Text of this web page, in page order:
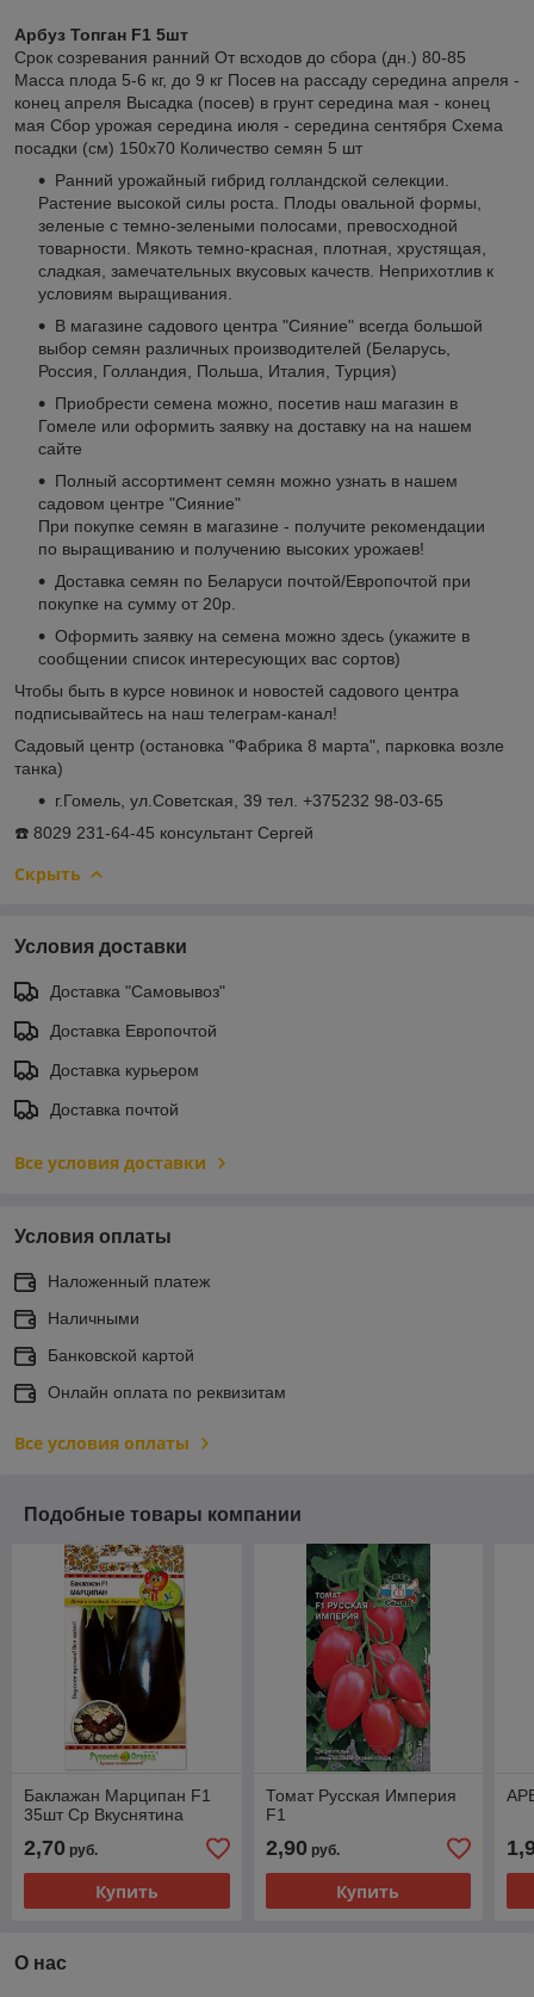
Арбуз Топган F1 5шт
Срок созревания ранний От всходов до сбора (дн.) 80-85
Масса плода 5-6 кг, до 9 кг Посев на рассаду середина апреля -
конец апреля Высадка (посев) в грунт середина мая - конец
мая Сбор урожая середина июля - середина сентября Схема
посадки (см) 150х70 Количество семян 5 шт
Ранний урожайный гибрид голландской селекции.
Растение высокой силы роста. Плоды овальной формы,
зеленые с темно-зелеными полосами, превосходной
товарности. Мякоть темно-красная, плотная, хрустящая,
сладкая, замечательных вкусовых качеств. Неприхотлив к
условиям выращивания.
В магазине садового центра "Сияние" всегда большой
выбор семян различных производителей (Беларусь,
Россия, Голландия, Польша, Италия, Турция)
Приобрести семена можно, посетив наш магазин в
Гомеле или оформить заявку на доставку на на нашем
сайте
Полный ассортимент семян можно узнать в нашем
садовом центре "Сияние"
При покупке семян в магазине - получите рекомендации
по выращиванию и получению высоких урожаев!
Доставка семян по Беларуси почтой/Европочтой при
покупке на сумму от 20р.
Оформить заявку на семена можно здесь (укажите в
сообщении список интересующих вас сортов)
Чтобы быть в курсе новинок и новостей садового центра
подписывайтесь на наш телеграм-канал!
Садовый центр (остановка "Фабрика 8 марта", парковка возле
танка)
г.Гомель, ул.Советская, 39 тел. +375232 98-03-65
☎️ 8029 231-64-45 консультант Сергей
Скрыть
Условия доставки
Доставка "Самовывоз"
Доставка Европочтой
Доставка курьером
Доставка почтой
Все условия доставки
Условия оплаты
Наложенный платеж
Наличными
Банковской картой
Онлайн оплата по реквизитам
Все условия оплаты
Подобные товары компании
Баклажан Марципан F1
35шт Ср Вкуснятина
2,70 руб.
Купить
Томат Русская Империя
F1
2,90руб.
Купить
О нас